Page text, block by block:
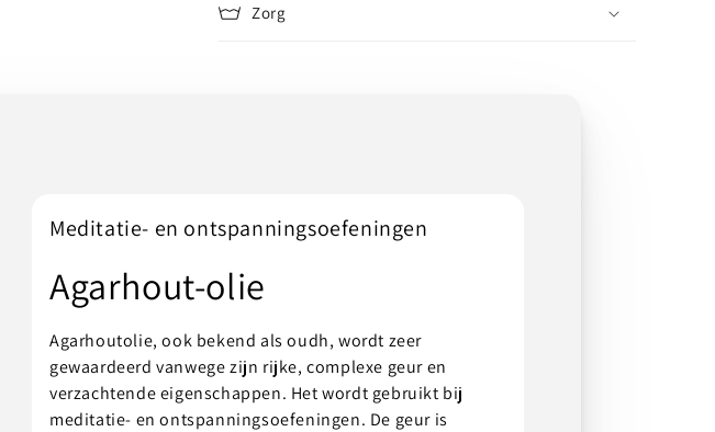
Zorg
Meditatie- en ontspanningsoefeningen
Agarhout-olie
Agarhoutolie, ook bekend als oudh, wordt zeer
gewaardeerd vanwege zijn rijke, complexe geur en
verzachtende eigenschappen. Het wordt gebruikt bij
meditatie- en ontspanningsoefeningen. De geur is